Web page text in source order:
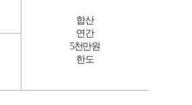
합산
연간
5천만원
한도